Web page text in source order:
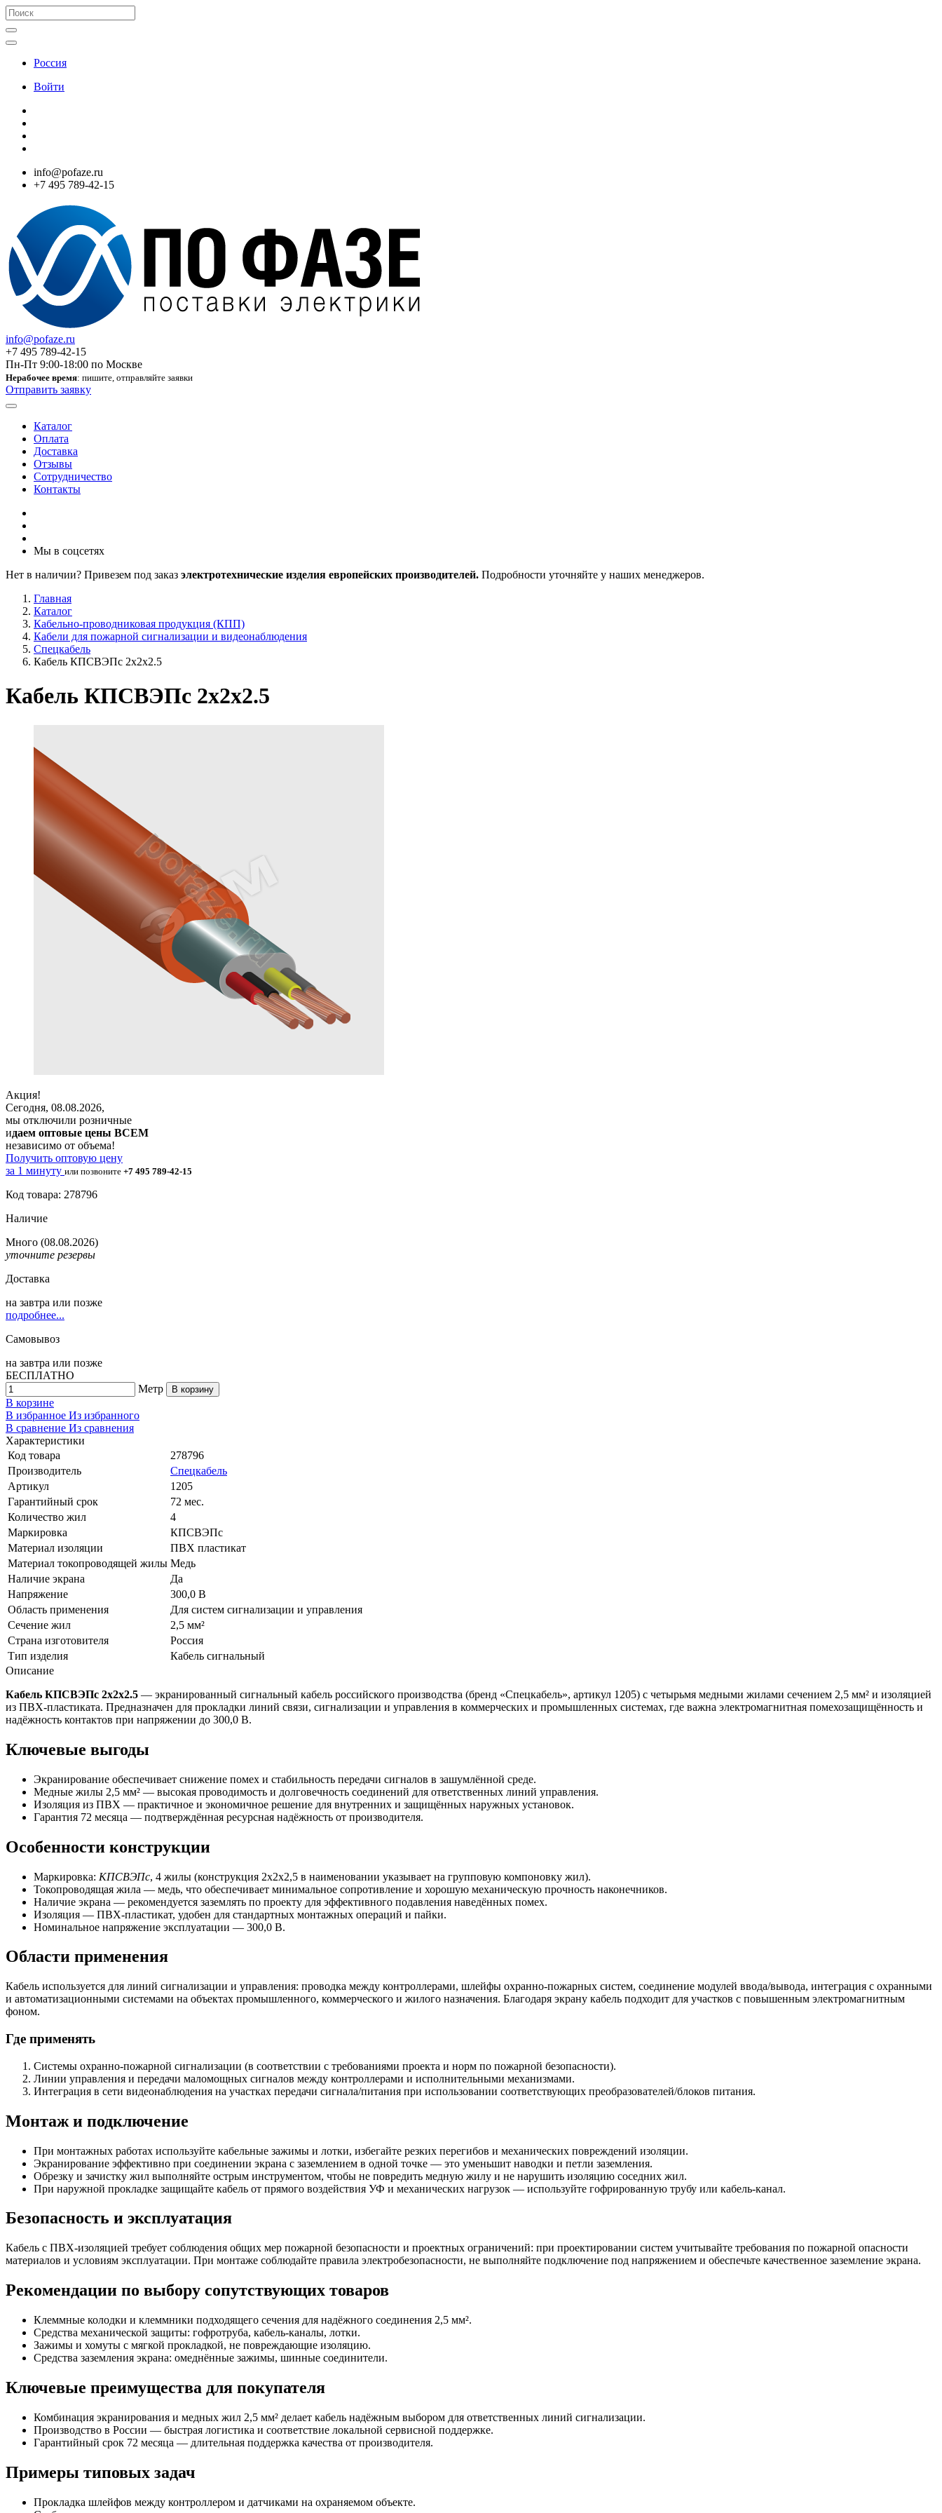
Россия
Войти
info@pofaze.ru
+7 495 789-42-15
info@pofaze.ru
+7 495 789-42-15
Пн-Пт 9:00-18:00 по Москве
Нерабочее время: пишите, отправляйте заявки
Отправить заявку
Каталог
Оплата
Доставка
Отзывы
Сотрудничество
Контакты
Мы в соцсетях
Нет в наличии? Привезем под заказ электротехнические изделия европейских производителей. Подробности уточняйте у наших менеджеров.
Главная
Каталог
Кабельно-проводниковая продукция (КПП)
Кабели для пожарной сигнализации и видеонаблюдения
Спецкабель
Кабель КПСВЭПс 2х2х2.5
Кабель КПСВЭПс 2х2х2.5
Акция!
Сегодня, 08.08.2026,
мы отключили розничные
идаем оптовые цены ВСЕМ
независимо от объема!
Получить оптовую цену
за 1 минуту или позвоните +7 495 789-42-15
Код товара: 278796
Наличие
Много (08.08.2026)
уточните резервы
Доставка
на завтра или позже
подробнее...
Самовывоз
на завтра или позже
БЕСПЛАТНО
Метр
В корзину
В корзине
В избранное Из избранного
В сравнение Из сравнения
Характеристики
Код товара
278796
Производитель
Спецкабель
Артикул
1205
Гарантийный срок
72 мес.
Количество жил
4
Маркировка
КПСВЭПс
Материал изоляции
ПВХ пластикат
Материал токопроводящей жилы Медь
Наличие экрана
Да
Напряжение
300,0 В
Область применения
Для систем сигнализации и управления
Сечение жил
2,5 мм²
Страна изготовителя
Россия
Тип изделия
Кабель сигнальный
Описание
Кабель КПСВЭПс 2х2х2.5 — экранированный сигнальный кабель российского производства (бренд «Спецкабель», артикул 1205) с четырьмя медными жилами сечением 2,5 мм² и изоляцией
из ПВХ-пластиката. Предназначен для прокладки линий связи, сигнализации и управления в коммерческих и промышленных системах, где важна электромагнитная помехозащищённость и
надёжность контактов при напряжении до 300,0 В.
Ключевые выгоды
Экранирование обеспечивает снижение помех и стабильность передачи сигналов в зашумлённой среде.
Медные жилы 2,5 мм² — высокая проводимость и долговечность соединений для ответственных линий управления.
Изоляция из ПВХ — практичное и экономичное решение для внутренних и защищённых наружных установок.
Гарантия 72 месяца — подтверждённая ресурсная надёжность от производителя.
Особенности конструкции
Маркировка: КПСВЭПс, 4 жилы (конструкция 2х2х2,5 в наименовании указывает на групповую компоновку жил).
Токопроводящая жила — медь, что обеспечивает минимальное сопротивление и хорошую механическую прочность наконечников.
Наличие экрана — рекомендуется заземлять по проекту для эффективного подавления наведённых помех.
Изоляция — ПВХ-пластикат, удобен для стандартных монтажных операций и пайки.
Номинальное напряжение эксплуатации — 300,0 В.
Области применения
Кабель используется для линий сигнализации и управления: проводка между контроллерами, шлейфы охранно-пожарных систем, соединение модулей ввода/вывода, интеграция с охранными
и автоматизационными системами на объектах промышленного, коммерческого и жилого назначения. Благодаря экрану кабель подходит для участков с повышенным электромагнитным
фоном.
Где применять
Системы охранно-пожарной сигнализации (в соответствии с требованиями проекта и норм по пожарной безопасности).
Линии управления и передачи маломощных сигналов между контроллерами и исполнительными механизмами.
Интеграция в сети видеонаблюдения на участках передачи сигнала/питания при использовании соответствующих преобразователей/блоков питания.
Монтаж и подключение
При монтажных работах используйте кабельные зажимы и лотки, избегайте резких перегибов и механических повреждений изоляции.
Экранирование эффективно при соединении экрана с заземлением в одной точке — это уменьшит наводки и петли заземления.
Обрезку и зачистку жил выполняйте острым инструментом, чтобы не повредить медную жилу и не нарушить изоляцию соседних жил.
При наружной прокладке защищайте кабель от прямого воздействия УФ и механических нагрузок — используйте гофрированную трубу или кабель-канал.
Безопасность и эксплуатация
Кабель с ПВХ-изоляцией требует соблюдения общих мер пожарной безопасности и проектных ограничений: при проектировании систем учитывайте требования по пожарной опасности
материалов и условиям эксплуатации. При монтаже соблюдайте правила электробезопасности, не выполняйте подключение под напряжением и обеспечьте качественное заземление экрана.
Рекомендации по выбору сопутствующих товаров
Клеммные колодки и клеммники подходящего сечения для надёжного соединения 2,5 мм².
Средства механической защиты: гофротруба, кабель-каналы, лотки.
Зажимы и хомуты с мягкой прокладкой, не повреждающие изоляцию.
Средства заземления экрана: омеднённые зажимы, шинные соединители.
Ключевые преимущества для покупателя
Комбинация экранирования и медных жил 2,5 мм² делает кабель надёжным выбором для ответственных линий сигнализации.
Производство в России — быстрая логистика и соответствие локальной сервисной поддержке.
Гарантийный срок 72 месяца — длительная поддержка качества от производителя.
Примеры типовых задач
Прокладка шлейфов между контроллером и датчиками на охраняемом объекте.